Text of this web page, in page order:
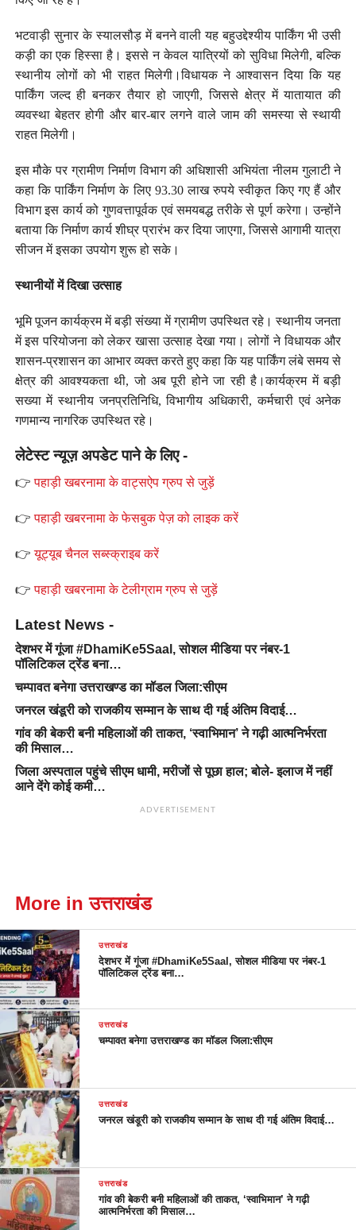
भटवाड़ी सुनार के स्यालसौड़ में बनने वाली यह बहुउद्देश्यीय पार्किंग भी उसी
कड़ी का एक हिस्सा है। इससे न केवल यात्रियों को सुविधा मिलेगी, बल्कि
स्थानीय लोगों को भी राहत मिलेगी।विधायक ने आश्वासन दिया कि यह
पार्किंग जल्द ही बनकर तैयार हो जाएगी, जिससे क्षेत्र में यातायात की
व्यवस्था बेहतर होगी और बार-बार लगने वाले जाम की समस्या से स्थायी
राहत मिलेगी।
इस मौके पर ग्रामीण निर्माण विभाग की अधिशासी अभियंता नीलम गुलाटी ने
कहा कि पार्किंग निर्माण के लिए 93.30 लाख रुपये स्वीकृत किए गए हैं और
विभाग इस कार्य को गुणवत्तापूर्वक एवं समयबद्ध तरीके से पूर्ण करेगा। उन्होंने
बताया कि निर्माण कार्य शीघ्र प्रारंभ कर दिया जाएगा, जिससे आगामी यात्रा
सीजन में इसका उपयोग शुरू हो सके।
स्थानीयों में दिखा उत्साह
भूमि पूजन कार्यक्रम में बड़ी संख्या में ग्रामीण उपस्थित रहे। स्थानीय जनता
में इस परियोजना को लेकर खासा उत्साह देखा गया। लोगों ने विधायक और
शासन-प्रशासन का आभार व्यक्त करते हुए कहा कि यह पार्किंग लंबे समय से
क्षेत्र की आवश्यकता थी, जो अब पूरी होने जा रही है।कार्यक्रम में बड़ी
सख्या में स्थानीय जनप्रतिनिधि, विभागीय अधिकारी, कर्मचारी एवं अनेक
गणमान्य नागरिक उपस्थित रहे।
लेटेस्ट न्यूज़ अपडेट पाने के लिए -
👉पहाड़ी खबरनामा के वाट्सऐप ग्रुप से जुड़ें
👉पहाड़ी खबरनामा के फेसबुक पेज़ को लाइक करें
👉यूट्यूब चैनल सब्स्क्राइब करें
👉पहाड़ी खबरनामा के टेलीग्राम ग्रुप से जुड़ें
Latest News -
देशभर में गूंजा #DhamiKe5Saal, सोशल मीडिया पर नंबर-1
पॉलिटिकल ट्रेंड बना…
चम्पावत बनेगा उत्तराखण्ड का मॉडल जिला:सीएम
जनरल खंडूरी को राजकीय सम्मान के साथ दी गई अंतिम विदाई…
गांव की बेकरी बनी महिलाओं की ताकत, ‘स्वाभिमान’ ने गढ़ी आत्मनिर्भरता
की मिसाल…
जिला अस्पताल पहुंचे सीएम धामी, मरीजों से पूछा हाल; बोले- इलाज में नहीं
आने देंगे कोई कमी…
ADVERTISEMENT
More in उत्तराखंड
उत्तराखंड
देशभर में गूंजा #DhamiKe5Saal, सोशल मीडिया पर नंबर-1
पॉलिटिकल ट्रेंड बना…
उत्तराखंड
चम्पावत बनेगा उत्तराखण्ड का मॉडल जिला:सीएम
उत्तराखंड
जनरल खंडूरी को राजकीय सम्मान के साथ दी गई अंतिम विदाई…
उत्तराखंड
गांव की बेकरी बनी महिलाओं की ताकत, ‘स्वाभिमान’ ने गढ़ी
आत्मनिर्भरता की मिसाल…